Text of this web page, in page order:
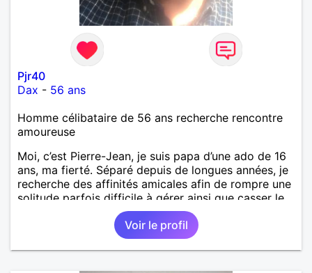
Pjr40
Dax - 56 ans
Homme célibataire de 56 ans recherche rencontre
amoureuse
Moi, c’est Pierre-Jean, je suis papa d’une ado de 16
ans, ma fierté. Séparé depuis de longues années, je
recherche des affinités amicales afin de rompre une
solitude parfois difficile à gérer ainsi que casser le
vague à l’âme. L’amitié reste extrêmement
importante à mes yeux mais peut se décliner en des
sentiments plus puissants. « Le temps fera son
œuvre » disait Arthur Schopenhauer, philosophe
Voir le profil